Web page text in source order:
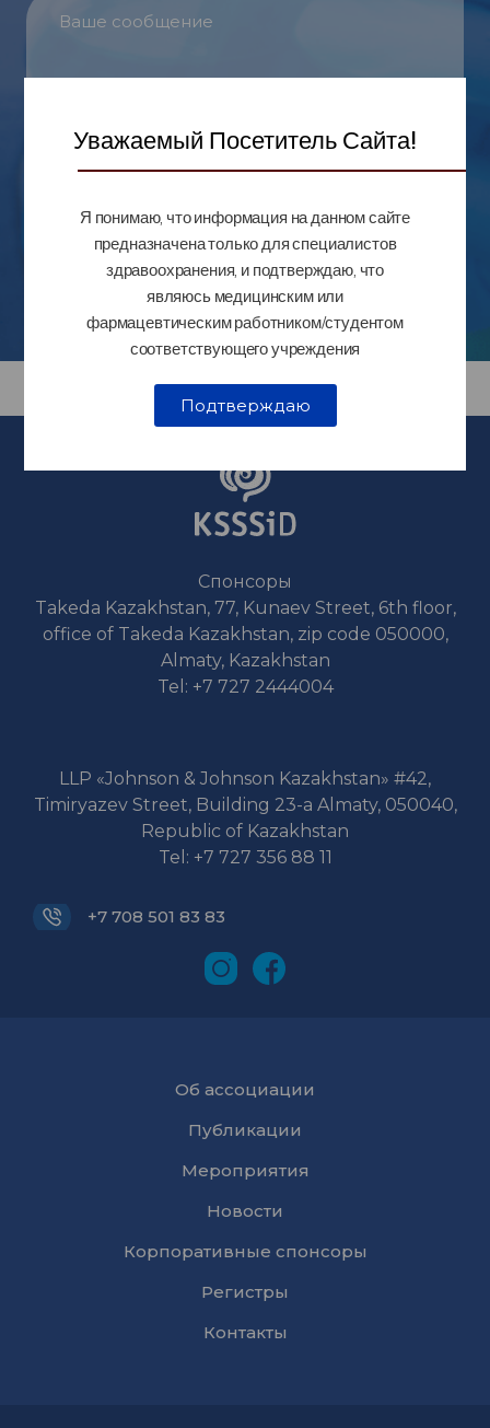
Спонсоры
Takeda Kazakhstan, 77, Kunaev Street, 6th floor,
office of Takeda Kazakhstan, zip code 050000,
Almaty, Kazakhstan
Tel: +7 727 2444004
LLP «Johnson & Johnson Kazakhstan» #42,
Timiryazev Street, Building 23-a Almaty, 050040,
Republic of Kazakhstan
Tel: +7 727 356 88 11
+7 708 501 83 83
Об ассоциации
Публикации
Мероприятия
Новости
Корпоративные спонсоры
Регистры
Контакты
Уважаемый Посетитель Сайта!
Я понимаю, что информация на данном сайте
предназначена только для специалистов
здравоохранения, и подтверждаю, что
являюсь медицинским или
фармацевтическим работником/студентом
соответствующего учреждения
Подтверждаю